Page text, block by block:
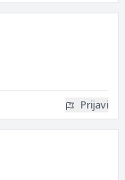
Prijavi